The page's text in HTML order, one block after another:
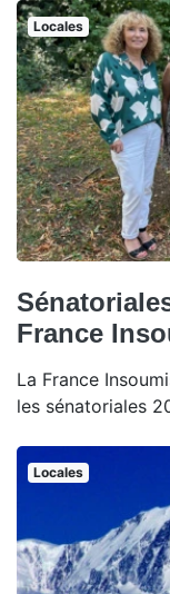
Locales
France
La France
les sénatoriales
Locales